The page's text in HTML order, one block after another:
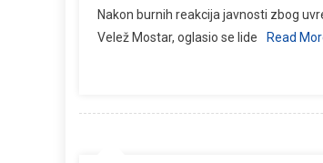
Nakon burnih reakcija javnosti zbog
Velež Mostar, oglasio se lide
Read